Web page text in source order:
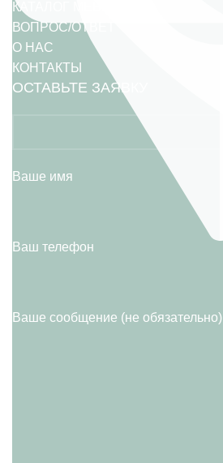
КАТАЛОГ МЕБЕЛИ
ВОПРОС/ОТВЕТ
О НАС
КОНТАКТЫ
ОСТАВЬТЕ ЗАЯВКУ
Ваше имя
Ваш телефон
Ваше сообщение (не обязательно)